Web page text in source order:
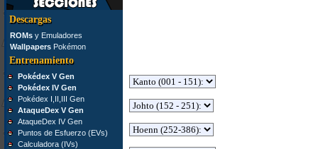
Descargas
ROMsy Emuladores
WallpapersPokémon
Entrenamiento
Pokédex V Gen
Pokédex IV Gen
Pokédex I,II,III Gen
AtaqueDex V Gen
AtaqueDex IV Gen
Puntos de Esfuerzo (EVs)
Calculadora (IVs)